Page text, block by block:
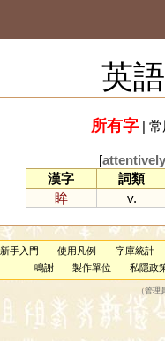
英
所有字| 常
[attentively
漢字
詞類
眸
v.
新手入門 使用凡例 字庫統計
鳴謝
製作單位 私隱政
（管理